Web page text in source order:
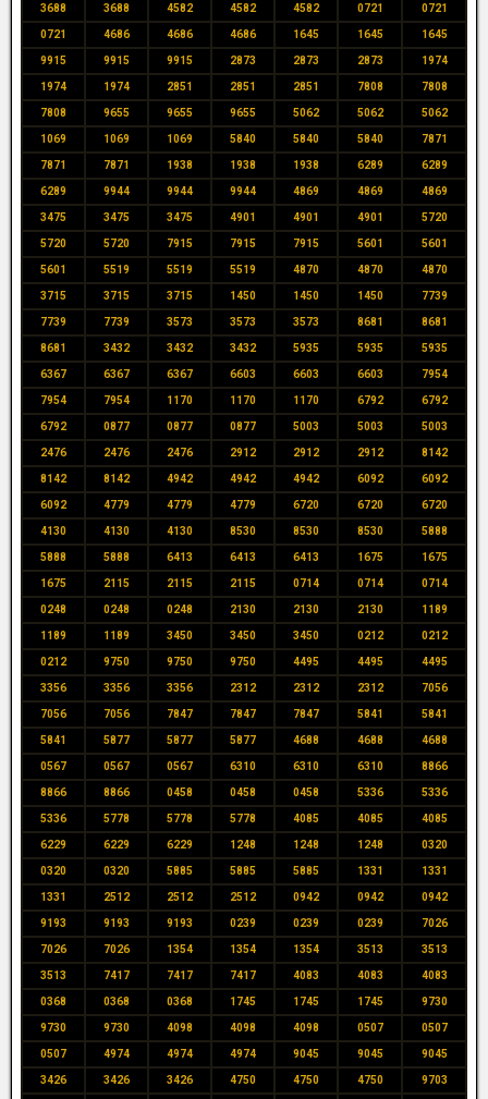
3688 3688 4582 4582 4582 0721 0721
0721 4686 4686 4686 1645 1645 1645
9915 9915 9915 2873 2873 2873 1974
1974 1974 2851 2851 2851 7808 7808
7808 9655 9655 9655 5062 5062 5062
1069 1069 1069 5840 5840 5840 7871
7871 7871 1938 1938 1938 6289 6289
6289 9944 9944 9944 4869 4869 4869
3475 3475 3475 4901 4901 4901 5720
5720 5720 7915 7915 7915 5601 5601
5601 5519 5519 5519 4870 4870 4870
3715 3715 3715 1450 1450 1450 7739
7739 7739 3573 3573 3573 8681 8681
8681 3432 3432 3432 5935 5935 5935
6367 6367 6367 6603 6603 6603 7954
7954 7954 1170 1170 1170 6792 6792
6792 0877 0877 0877 5003 5003 5003
2476 2476 2476 2912 2912 2912 8142
8142 8142 4942 4942 4942 6092 6092
6092 4779 4779 4779 6720 6720 6720
4130 4130 4130 8530 8530 8530 5888
5888 5888 6413 6413 6413 1675 1675
1675 2115 2115 2115 0714 0714 0714
0248 0248 0248 2130 2130 2130 1189
1189 1189 3450 3450 3450 0212 0212
0212 9750 9750 9750 4495 4495 4495
3356 3356 3356 2312 2312 2312 7056
7056 7056 7847 7847 7847 5841 5841
5841 5877 5877 5877 4688 4688 4688
0567 0567 0567 6310 6310 6310 8866
8866 8866 0458 0458 0458 5336 5336
5336 5778 5778 5778 4085 4085 4085
6229 6229 6229 1248 1248 1248 0320
0320 0320 5885 5885 5885 1331 1331
1331 2512 2512 2512 0942 0942 0942
9193 9193 9193 0239 0239 0239 7026
7026 7026 1354 1354 1354 3513 3513
3513 7417 7417 7417 4083 4083 4083
0368 0368 0368 1745 1745 1745 9730
9730 9730 4098 4098 4098 0507 0507
0507 4974 4974 4974 9045 9045 9045
3426 3426 3426 4750 4750 4750 9703